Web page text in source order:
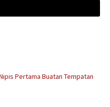
Pertama Buatan Tempatan